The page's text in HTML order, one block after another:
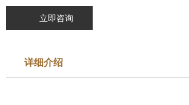
立即咨询
详细介绍